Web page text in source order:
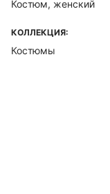
Костюм, женский
КОЛЛЕКЦИЯ:
Костюмы